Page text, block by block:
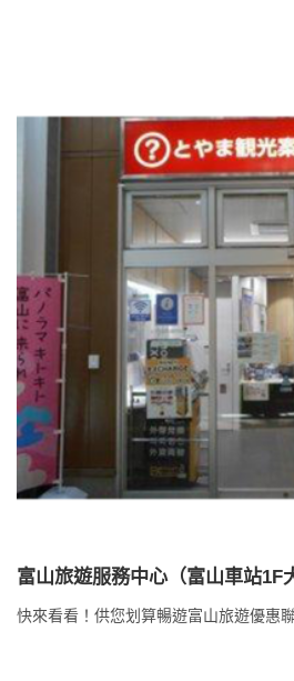
富山旅遊服務中心（富山車站1F
ラルテ）內
快來看看！供您划算暢遊富山旅遊優惠